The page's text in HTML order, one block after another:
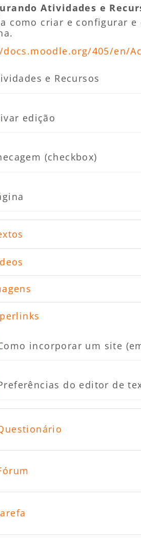
Atividades e
como criar e configurar
405/en/
e Recursos
edição
(checkbox)
incorporar um site
do editor de